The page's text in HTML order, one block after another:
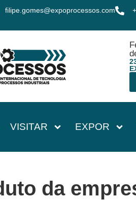
filipe.gomes@expoprocessos.com
VISITAR EXPOR
da